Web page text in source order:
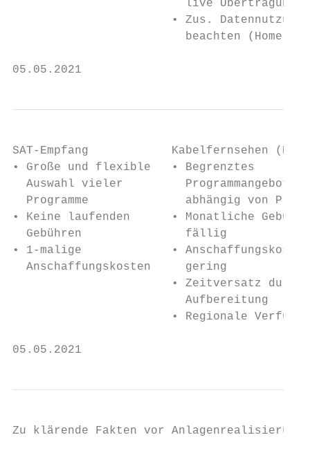
                         live Übertragung
                       • Zus. Datennutzung
beachten (Home
05.05.2021
SAT-Empfang            Kabelfernsehen
• Große und flexible   • Begrenztes
  Auswahl vieler         Programmangebot
Programme              abhängig von
• Keine laufenden      • Monatliche
  Gebühren               fällig
• 1-malige             • Anschaffungskosten
  Anschaffungskosten     gering
• Zeitversatz durch
                         Aufbereitung
• Regionale
05.05.2021
Zu klärende Fakten vor Anlagenrealisierung